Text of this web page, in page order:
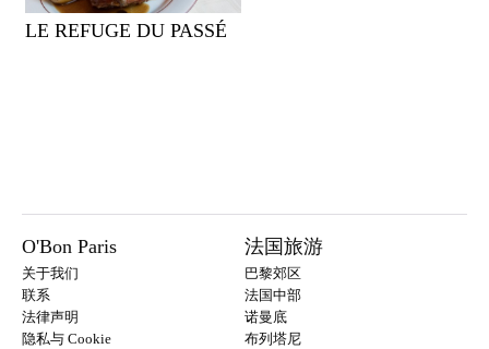
LE REFUGE DU PASSÉ
O'Bon Paris
关于我们
联系
法律声明
隐私与 Cookie
法国旅游
巴黎郊区
法国中部
诺曼底
布列塔尼